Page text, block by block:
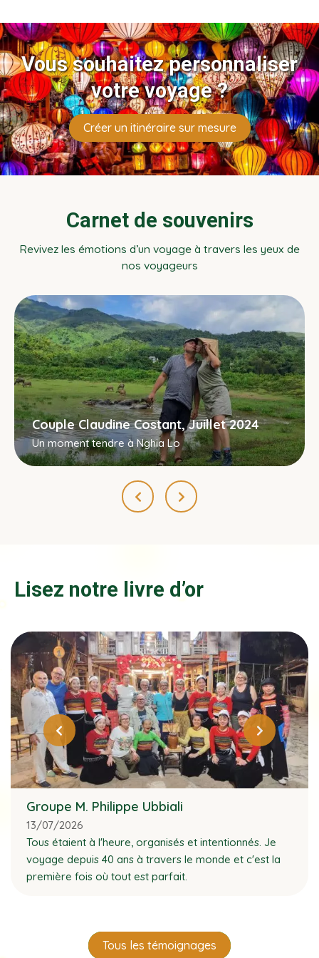
Vous souhaitez personnaliser
votre voyage ?
Créer un itinéraire sur mesure
Carnet de souvenirs
Revivez les émotions d’un voyage à travers les yeux de
nos voyageurs
Couple Claudine Costant, Juillet 2024
Un moment tendre à Nghia Lo
Lisez notre livre d’or
Groupe M. Philippe Ubbiali
13/07/2026
Tous étaient à l'heure, organisés et intentionnés. Je
voyage depuis 40 ans à travers le monde et c'est la
première fois où tout est parfait.
Tous les témoignages